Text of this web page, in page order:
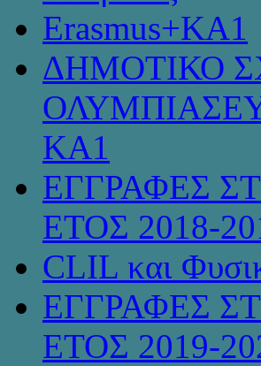
Erasmus+KA1
ΔΗΜΟΤΙΚΟ
KA1
ΕΓΓΡΑΦΕΣ
ΕΤΟΣ 2018-
CLIL και
ΕΓΓΡΑΦΕΣ
ΕΤΟΣ 2019-